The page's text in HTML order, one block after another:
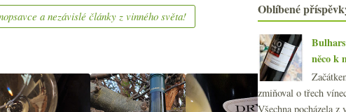
a nezávislé články z vinného světa! ►dubna(19)
►února(15)
►ledna (21)
►2021(239)
►2020 (239)
Oblíbené
něco k
zmiňoval o třech
Všechna pocházela